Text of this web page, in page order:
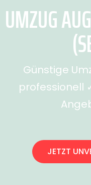
UMZUG
Günstige
professionell
JETZT